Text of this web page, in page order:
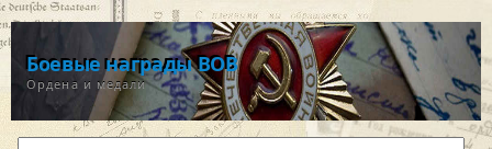
Боевые награды ВОВ
Ордена и медали